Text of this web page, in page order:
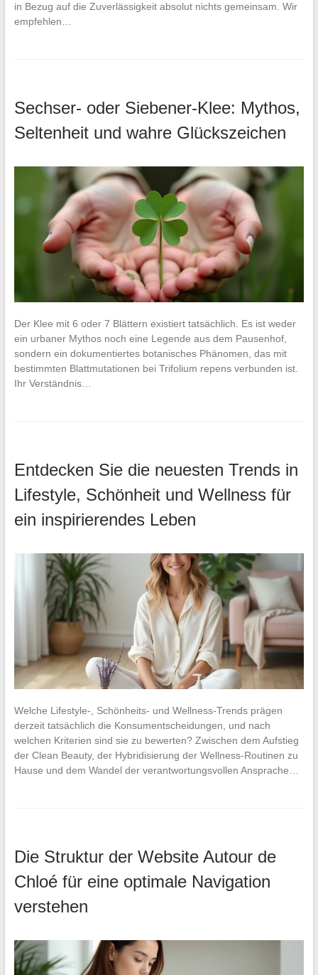
in Bezug auf die Zuverlässigkeit absolut nichts gemeinsam. Wir
empfehlen…
Sechser- oder Siebener-Klee: Mythos,
Seltenheit und wahre Glückszeichen
Der Klee mit 6 oder 7 Blättern existiert tatsächlich. Es ist weder
ein urbaner Mythos noch eine Legende aus dem Pausenhof,
sondern ein dokumentiertes botanisches Phänomen, das mit
bestimmten Blattmutationen bei Trifolium repens verbunden ist.
Ihr Verständnis…
Entdecken Sie die neuesten Trends in
Lifestyle, Schönheit und Wellness für
ein inspirierendes Leben
Welche Lifestyle-, Schönheits- und Wellness-Trends prägen
derzeit tatsächlich die Konsumentscheidungen, und nach
welchen Kriterien sind sie zu bewerten? Zwischen dem Aufstieg
der Clean Beauty, der Hybridisierung der Wellness-Routinen zu
Hause und dem Wandel der verantwortungsvollen Ansprache…
Die Struktur der Website Autour de
Chloé für eine optimale Navigation
verstehen